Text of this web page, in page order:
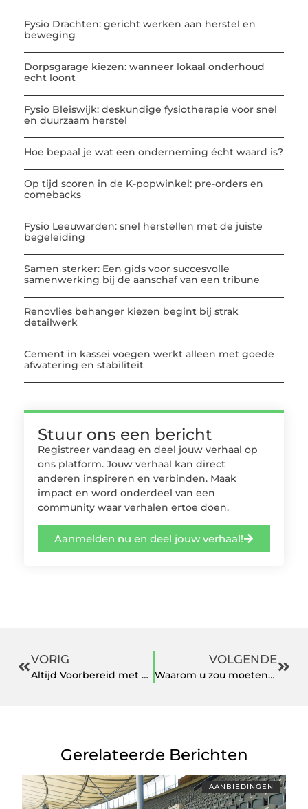
Fysio Drachten: gericht werken aan herstel en
beweging
Dorpsgarage kiezen: wanneer lokaal onderhoud
echt loont
Fysio Bleiswijk: deskundige fysiotherapie voor snel
en duurzaam herstel
Hoe bepaal je wat een onderneming écht waard is?
Op tijd scoren in de K-popwinkel: pre-orders en
comebacks
Fysio Leeuwarden: snel herstellen met de juiste
begeleiding
Samen sterker: Een gids voor succesvolle
samenwerking bij de aanschaf van een tribune
Renovlies behanger kiezen begint bij strak
detailwerk
Cement in kassei voegen werkt alleen met goede
afwatering en stabiliteit
Stuur ons een bericht
Registreer vandaag en deel jouw verhaal op
ons platform. Jouw verhaal kan direct
anderen inspireren en verbinden. Maak
impact en word onderdeel van een
community waar verhalen ertoe doen.
Aanmelden nu en deel jouw verhaal!
VORIG
Altijd Voorbereid met Buienradar Schiedam
VOLGENDE
Waarom u zou moeten kiezen voor een goedkope keukenblok
Gerelateerde Berichten
AANBIEDINGEN